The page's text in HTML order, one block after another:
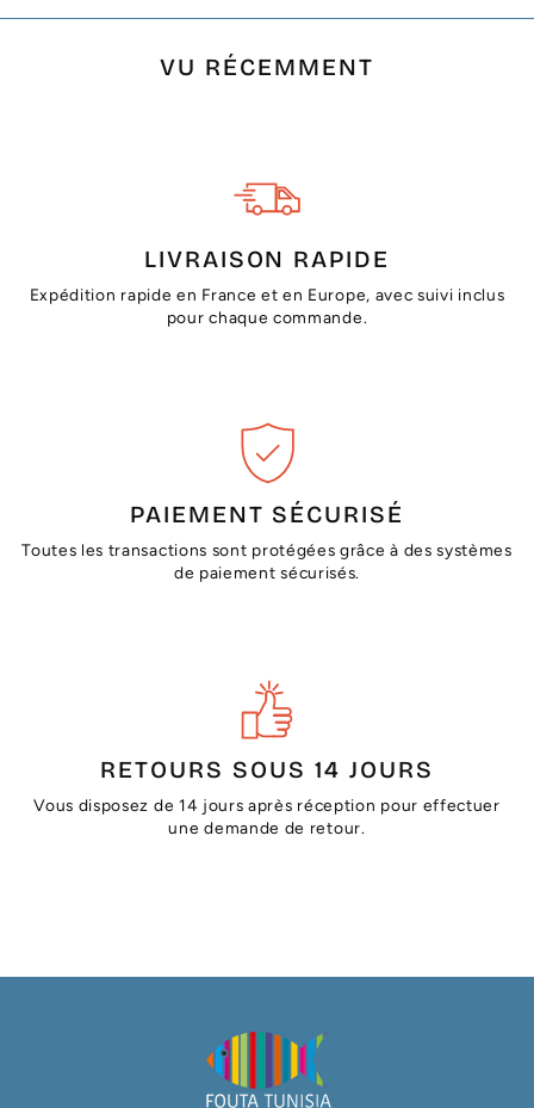
VU RÉCEMMENT
LIVRAISON RAPIDE
Expédition rapide en France et en Europe, avec suivi inclus
pour chaque commande.
PAIEMENT SÉCURISÉ
Toutes les transactions sont protégées grâce à des systèmes
de paiement sécurisés.
RETOURS SOUS 14 JOURS
Vous disposez de 14 jours après réception pour effectuer
une demande de retour.